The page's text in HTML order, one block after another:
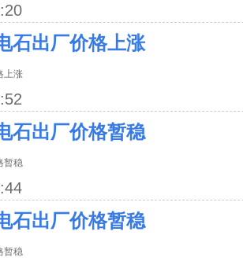
石出厂价格上涨
上涨
石出厂价格暂稳
暂稳
石出厂价格暂稳
暂稳